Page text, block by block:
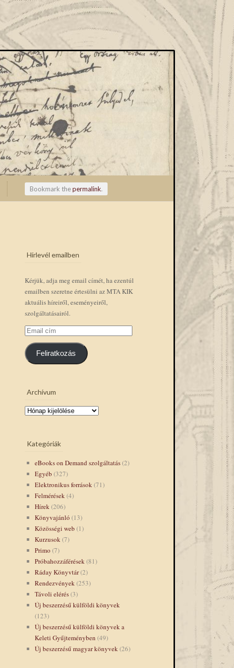
Bookmark thepermalink.
Hírlevél emailben
Kérjük, adja meg email címét, ha ezentúl
emailben szeretne értesülni az MTA KIK
aktuális híreiről, eseményeiről,
szolgáltatásairól.
Email
cím
Feliratkozás
Archívum
Kategóriák
eBooks on Demand szolgáltatás(2)
Egyéb (327)
Elektronikus források(71)
Felmérések(4)
Hírek(206)
Könyvajánló (13)
Közösségi web (1)
Kurzusok(7)
Primo (7)
Próbahozzáférések(81)
Ráday Könyvtár(2)
Rendezvények(253)
Távoli elérés(3)
Új beszerzésű külföldi könyvek
(123)
Új beszerzésű külföldi könyvek a
Keleti Gyűjteményben (49)
Új beszerzésű magyar könyvek(26)